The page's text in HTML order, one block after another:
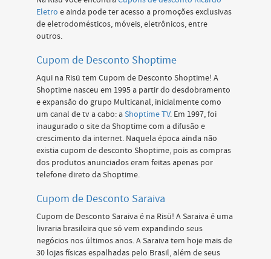
Eletro e ainda pode ter acesso a promoções exclusivas
de eletrodomésticos, móveis, eletrônicos, entre
outros.
Cupom de Desconto Shoptime
Aqui na Risü tem Cupom de Desconto Shoptime! A
Shoptime nasceu em 1995 a partir do desdobramento
e expansão do grupo Multicanal, inicialmente como
um canal de tv a cabo: aShoptime TV. Em 1997, foi
inaugurado o site da Shoptime com a difusão e
crescimento da internet. Naquela época ainda não
existia cupom de desconto Shoptime, pois as compras
dos produtos anunciados eram feitas apenas por
telefone direto da Shoptime.
Cupom de Desconto Saraiva
Cupom de Desconto Saraiva é na Risü! A Saraiva é uma
livraria brasileira que só vem expandindo seus
negócios nos últimos anos. A Saraiva tem hoje mais de
30 lojas físicas espalhadas pelo Brasil, além de seus